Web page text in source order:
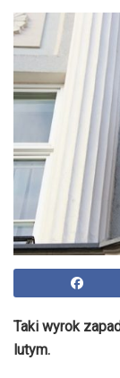
Taki wyrok
lutym.